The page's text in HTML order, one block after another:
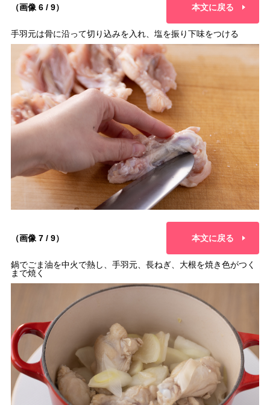
（画像 6 / 9） 本文に戻る
手羽元は骨に沿って切り込みを入れ、塩を振り下味をつける
（画像 7 / 9） 本文に戻る
鍋でごま油を中火で熱し、手羽元、長ねぎ、大根を焼き色がつく
まで焼く